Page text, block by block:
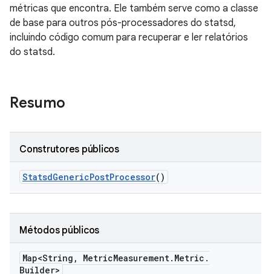
métricas que encontra. Ele também serve como a classe
de base para outros pós-processadores do statsd,
incluindo código comum para recuperar e ler relatórios
do statsd.
Resumo
Construtores públicos
StatsdGenericPostProcessor()
Métodos públicos
Map<String , MetricMeasurement. Metric .
Builder>